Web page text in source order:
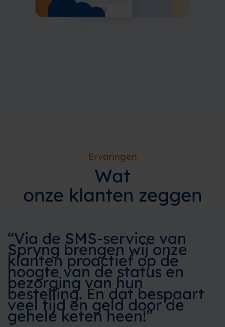
Ervaringen
Wat
onze klanten zeggen
“Via de SMS-service van
Spryng brengen wij onze
klanten proactief op de
hoogte van de status en
bezorging van hun
bestelling. En dat bespaart
veel tijd en geld door de
gehele keten heen!”